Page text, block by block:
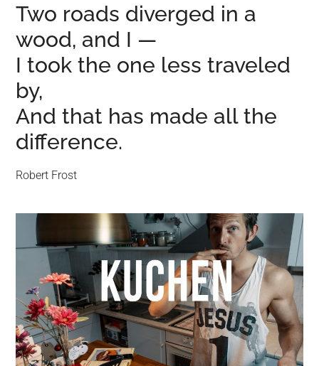
Two roads diverged in a
wood, and I —
I took the one less traveled
by,
And that has made all the
difference.
Robert Frost